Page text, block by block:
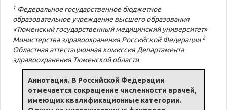
1 Федеральное государственное бюджетное
образовательное учреждение высшего образования
«Тюменский государственный медицинский университет»
Министерства здравоохранения Российской Федерации 2
Областная аттестационная комиссия Департамента
здравоохранения Тюменской области
Аннотация. В Российской Федерации
отмечается сокращение численности врачей,
имеющих квалификационные категории.